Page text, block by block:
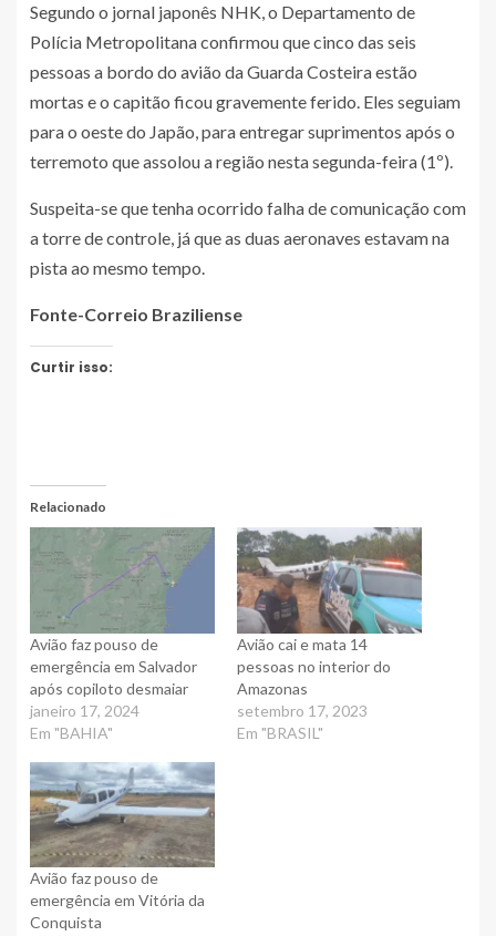
Segundo o jornal japonês NHK, o Departamento de
Polícia Metropolitana confirmou que cinco das seis
pessoas a bordo do avião da Guarda Costeira estão
mortas e o capitão ficou gravemente ferido. Eles seguiam
para o oeste do Japão, para entregar suprimentos após o
terremoto que assolou a região nesta segunda-feira (1º).
Suspeita-se que tenha ocorrido falha de comunicação com
a torre de controle, já que as duas aeronaves estavam na
pista ao mesmo tempo.
Fonte-Correio Braziliense
Curtir isso:
Relacionado
Avião faz pouso de
emergência em Salvador
após copiloto desmaiar
janeiro 17, 2024
Em "BAHIA"
Avião cai e mata 14
pessoas no interior do
Amazonas
setembro 17, 2023
Em "BRASIL"
Avião faz pouso de
emergência em Vitória da
Conquista